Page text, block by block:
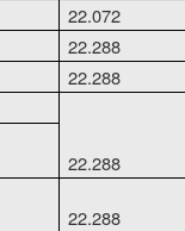
22.072
22.288
22.288
22.288
22.288